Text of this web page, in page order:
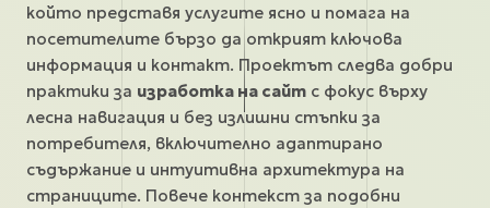
който представя услугите ясно и помага на
посетителите бързо да открият ключова
информация и контакт. Проектът следва добри
практики за изработка на сайт с фокус върху
лесна навигация и без излишни стъпки за
потребителя, включително адаптирано
съдържание и интуитивна архитектура на
страниците. Повече контекст за подобни